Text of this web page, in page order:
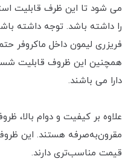
می شود تا این ظرف قابلیت
را داشته باشد. توجه داشته
فریزری لیمون داخل ماکروفر
همچنین این ظروف قابلیت
دارا می باشند.
علاوه بر کیفیت و دوام بالا،
مقرون‌به‌صرفه هستند. این
قیمت مناسب‌تری دارند.